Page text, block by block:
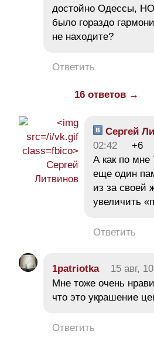
достойно Одессы,
было гораздо
не находите?
Ответить
16 ответов →
Сергей
02:42
+6
А как по мне
еще один
из за своей
увеличить
Ответить
1patriotka 15 авг,
Мне тоже очень
что это украшение
Ответить